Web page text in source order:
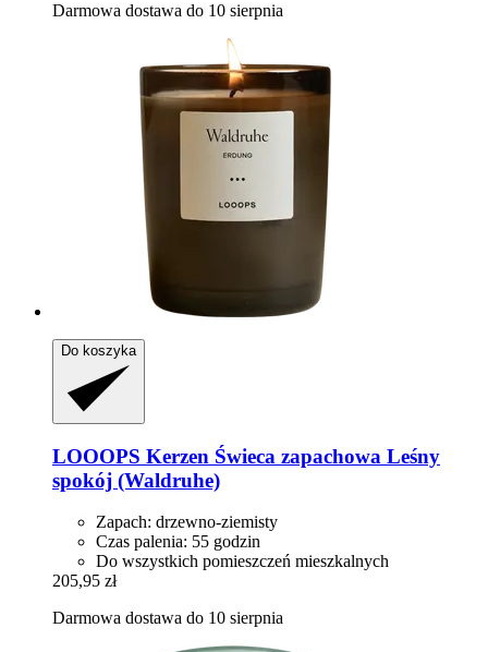
Darmowa dostawa do 10 sierpnia
Do koszyka
LOOOPS Kerzen Świeca zapachowa Leśny
spokój (Waldruhe)
Zapach: drzewno-ziemisty
Czas palenia: 55 godzin
Do wszystkich pomieszczeń mieszkalnych
205,95 zł
Darmowa dostawa do 10 sierpnia